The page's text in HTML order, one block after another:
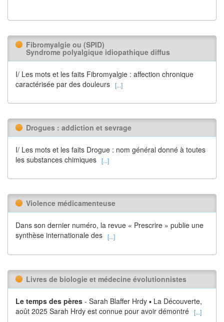
Fibromyalgie ou (SPID)
Syndrome polyalgique idiopathique diffus
I/ Les mots et les faits Fibromyalgie : affection chronique
caractérisée par des douleurs [...]
Drogues : addiction et sevrage
I/ Les mots et les faits Drogue : nom général donné à toutes
les substances chimiques [...]
Violence médicamenteuse
Dans son dernier numéro, la revue « Prescrire » publie une
synthèse internationale des [...]
Livres de biologie et médecine évolutionnistes
Le temps des pères - Sarah Blaffer Hrdy ▪ La Découverte,
août 2025 Sarah Hrdy est connue pour avoir démontré [...]